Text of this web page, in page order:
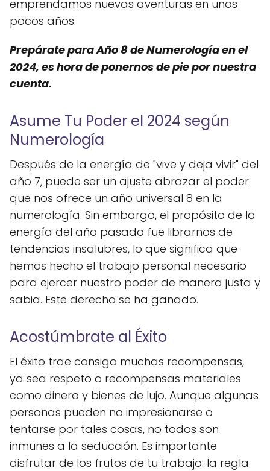
emprendamos nuevas aventuras en unos
pocos años.
Prepárate para Año 8 de Numerología en el
2024, es hora de ponernos de pie por nuestra
cuenta.
Asume Tu Poder el 2024 según
Numerología
Después de la energía de "vive y deja vivir" del
año 7, puede ser un ajuste abrazar el poder
que nos ofrece un año universal 8 en la
numerología. Sin embargo, el propósito de la
energía del año pasado fue librarnos de
tendencias insalubres, lo que significa que
hemos hecho el trabajo personal necesario
para ejercer nuestro poder de manera justa y
sabia. Este derecho se ha ganado.
Acostúmbrate al Éxito
El éxito trae consigo muchas recompensas,
ya sea respeto o recompensas materiales
como dinero y bienes de lujo. Aunque algunas
personas pueden no impresionarse o
tentarse por tales cosas, no todos son
inmunes a la seducción. Es importante
disfrutar de los frutos de tu trabajo: la regla